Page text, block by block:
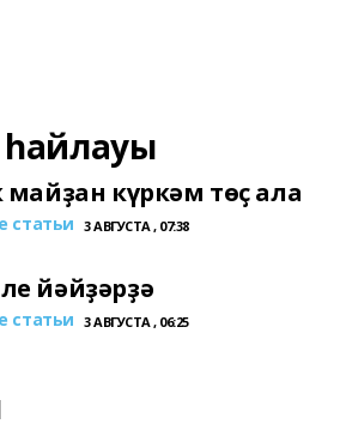
майҙан күркәм төҫ ала
статьи 3 АВГУСТА , 07:38
йәйҙәрҙә
статьи 3 АВГУСТА , 06:25